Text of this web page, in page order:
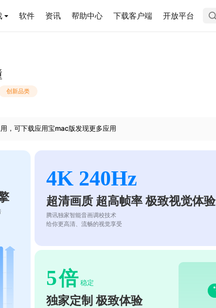
软件 资讯 帮助中心 下载客户端 开放平台
创新品类
，可下载应用宝mac版发现更多应用
4K 240Hz
超清画质 超高帧率 极致视觉体验
腾讯独家智能音画调校技术
给你更高清、流畅的视觉享受
5倍 稳定
独家定制 极致体验